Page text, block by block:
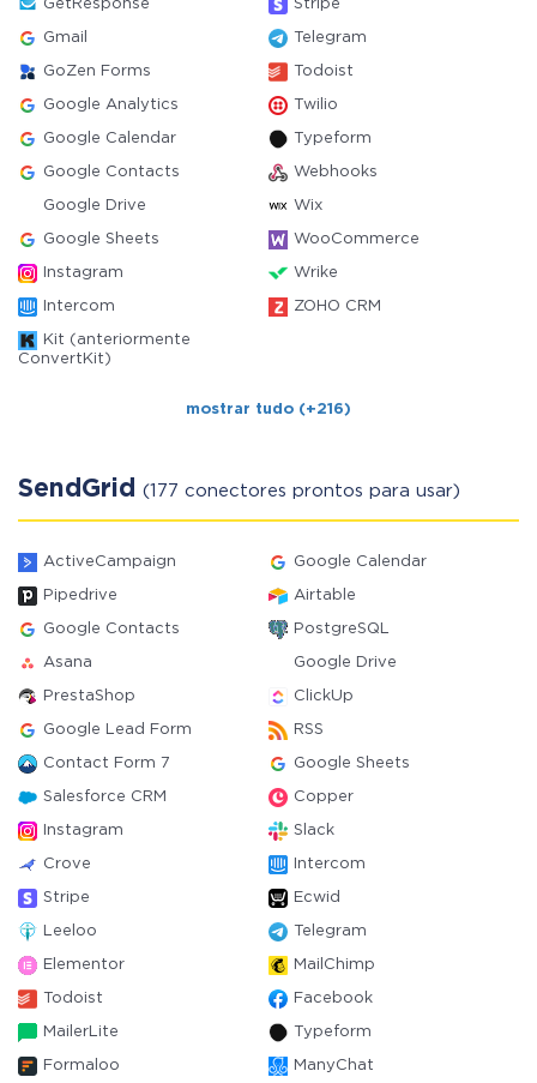
GetResponse Stripe
Gmail Telegram
GoZen Forms Todoist
Google Analytics Twilio
Google Calendar Typeform
Google Contacts Webhooks
Google Drive Wix
Google Sheets WooCommerce
Instagram Wrike
Intercom ZOHO CRM
Kit (anteriormente
ConvertKit)
mostrar tudo (+216)
SendGrid (177 conectores prontos para usar)
ActiveCampaign Google Calendar
Pipedrive Airtable
Google Contacts PostgreSQL
Asana Google Drive
PrestaShop ClickUp
Google Lead Form RSS
Contact Form 7 Google Sheets
Salesforce CRM Copper
Instagram Slack
Crove Intercom
Stripe Ecwid
Leeloo Telegram
Elementor MailChimp
Todoist Facebook
MailerLite Typeform
Formaloo ManyChat